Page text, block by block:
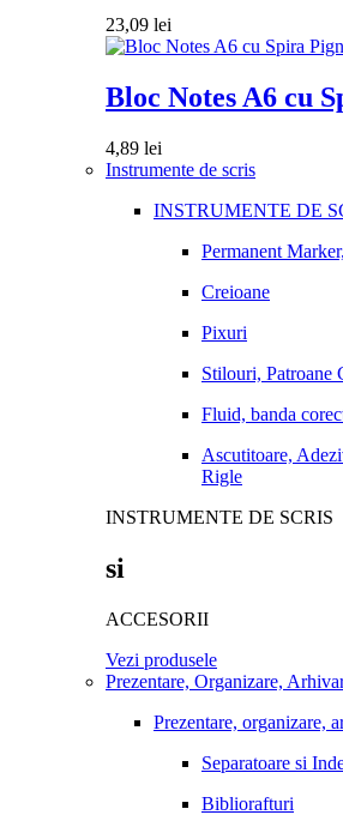
23,09 lei
Bloc Notes A6 cu
4,89 lei
Instrumente de scris
INSTRUMENTE DE
Permanent
Creioane
Pixuri
Stilouri, Patroane
Fluid, banda
Ascutitoare,
Rigle
INSTRUMENTE DE SCRIS
si
ACCESORII
Vezi produsele
Prezentare, Organizare,
Prezentare, organizare,
Separatoare si
Bibliorafturi